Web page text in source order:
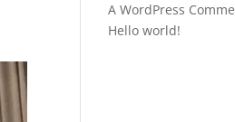
A WordPress
Hello world!